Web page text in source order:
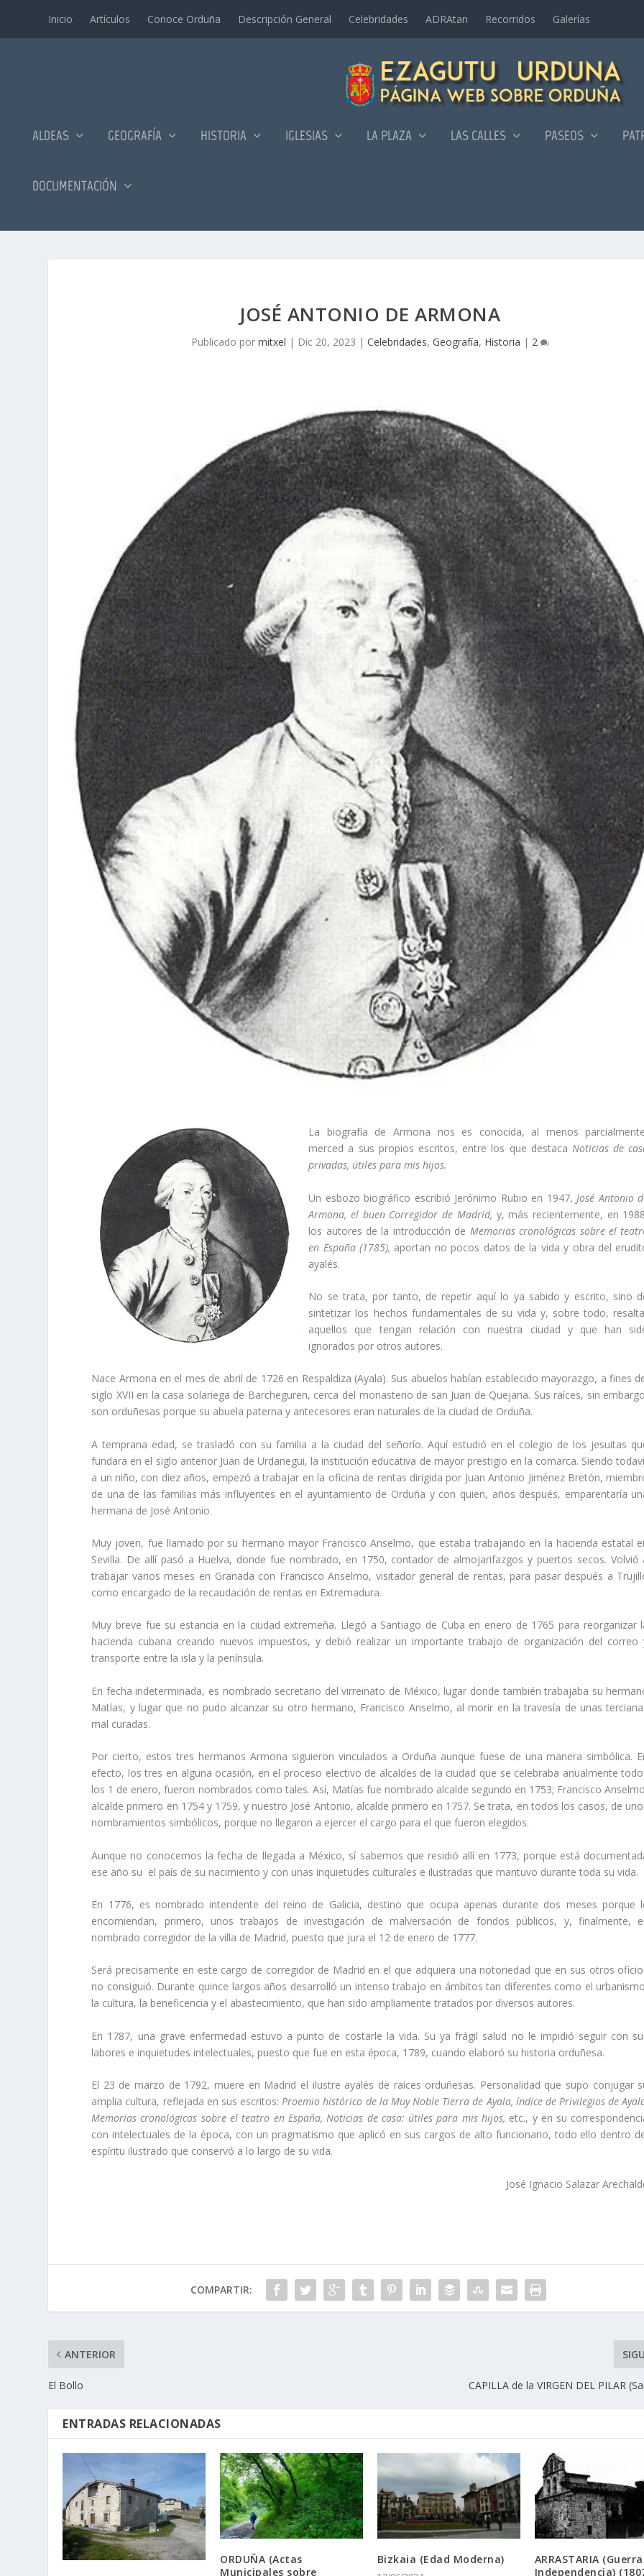
Inicio Artí­culos Conoce Orduña Descripción General Celebridades ADRAtan Recorridos Galerí­as
ALDEAS GEOGRAFÍA HISTORIA IGLESIAS LA PLAZA LAS CALLES PASEOS
DOCUMENTACIÓN
JOSÉ ANTONIO DE ARMONA
Publicado por mitxel | Dic 20, 2023 | Celebridades, Geografía, Historia | 2
La biografí­a de Armona nos es conoci­da, al menos
merced a sus propios escritos, entre los que destaca Noticias de
privadas, útiles para mis hijos.
Un esbozo biográfico escribió Jerónimo Rubio en 1947, José Antonio
Armona, el buen Corregidor de Madrid, y, más reciente­mente, en
los autores de la introduc­ción de Memorias cronológicas sobre el
en España (1785), aportan no pocos datos de la vida y obra del
ayalés.
No se trata, por tanto, de repetir aquí­ lo ya sabido y escrito, sino
sintetizar los hechos fundamentales de su vida y, sobre todo,
aquellos que tengan relación con nuestra ciudad y que han
ignorados por otros autores.
Nace Armona en el mes de abril de 1726 en Respaldiza (Ayala). Sus abuelos habí­an establecido mayorazgo, a fines
siglo XVII en la casa solariega de Barcheguren, cerca del monasterio de san Juan de Quejana. Sus raí­ces, sin
son orduñesas porque su abuela paterna y antecesores eran natura­les de la ciudad de Orduña.
A temprana edad, se trasladó con su familia a la ciudad del señorí­o. Aquí­ estudió en el colegio de los jesuitas
fundara en el siglo anterior Juan de Urdanegui, la insti­tución educativa de mayor prestigio en la comarca. Siendo
a un niño, con diez años, empezó a trabajar en la oficina de ren­tas dirigida por Juan Antonio Jiménez Bretón,
de una de las familias más influ­yentes en el ayuntamiento de Orduña y con quien, años después, emparentarí­a
her­mana de José Antonio.
Muy joven, fue llamado por su hermano mayor Francisco Anselmo, que estaba traba­jando en la hacienda estatal
Sevilla. De allí­ pasó a Huelva, donde fue nombrado, en 1750, contador de almojarifazgos y puertos secos. Volvió
trabajar varios meses en Granada con Francisco Anselmo, visitador general de rentas, para pasar después a
como encargado de la recaudación de rentas en Extremadura.
Muy breve fue su estancia en la ciudad extremeña. Llegó a Santiago de Cuba en enero de 1765 para reorganizar
hacienda cubana creando nuevos impuestos, y debió realizar un importante trabajo de organiza­ción del correo
transporte entre la isla y la pení­nsula.
En fecha indeterminada, es nombrado secretario del virreinato de México, lugar donde también trabajaba su
Matí­as, y lugar que no pudo alcanzar su otro herma­no, Francisco Anselmo, al morir en la travesí­a de unas
mal curadas.
Por cierto, estos tres hermanos Armona siguieron vinculados a Orduña aunque fuese de una manera simbólica.
efecto, los tres en alguna ocasión, en el proceso electivo de alcaldes de la ciudad que se celebraba anual­mente
los 1 de enero, fueron nombra­dos como tales. Así­, Matí­as fue nombrado alcalde segundo en 1753; Francisco
alcalde primero en 1754 y 1759, y nuestro José Antonio, alcalde primero en 1757. Se trata, en todos los casos, de
nombra­mientos simbólicos, porque no llegaron a ejercer el cargo para el que fueron elegidos.
Aunque no conocemos la fecha de llega­da a México, sí­ sabemos que residió allí­ en 1773, porque está
ese año su el paí­s de su nacimiento y con unas inquietudes culturales e ilustradas que man­tuvo durante toda su vida.
En 1776, es nombrado intendente del reino de Galicia, destino que ocupa apenas durante dos meses porque
encomiendan, primero, unos trabajos de investigación de mal­versación de fondos públicos, y, finalmente,
nombrado corregidor de la villa de Madrid, puesto que jura el 12 de enero de 1777.
Será precisamente en este cargo de corregidor de Madrid en el que adquiera una notoriedad que en sus otros
no consi­guió. Durante quince largos años desarrolló un intenso trabajo en ámbitos tan diferentes como el
la cultura, la beneficencia y el abastecimiento, que han sido amplia­mente tratados por diversos autores.
En 1787, una grave enfermedad estuvo a punto de costarle la vida. Su ya frágil salud no le impidió seguir con
labores e inquietudes intelectuales, puesto que fue en esta época, 1789, cuando elaboró su historia orduñesa.
El 23 de marzo de 1792, muere en Madrid el ilustre ayalés de raí­ces orduñesas. Personalidad que supo conjugar
amplia cul­tura, reflejada en sus escritos:Proemio históri­co de la Muy Noble Tierra de Ayala, índice de Privilegios de
Memorias cronológicas sobre el teatro en España, Noticias de casa: útiles para mis hijos, etc., y en su
con intelectuales de la época, con un pragmatismo que aplicó en sus cargos de alto funcionario, todo ello dentro
espí­ritu ilus­trado que conservó a lo largo de su vida.
José Ignacio Salazar
COMPARTIR:
ANTERIOR
El Bollo CAPILLA de la VIRGEN DEL PILAR
ENTRADAS RELACIONADAS
ORDUÑA (Actas
Municipales sobre
Bizkaia (Edad Moderna)
ARRASTARIA
Independencia)